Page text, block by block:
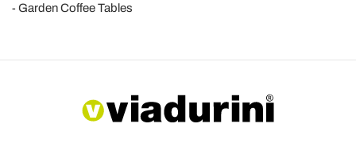
Garden Coffee Tables